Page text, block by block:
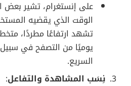
لافتة تدعم صعود الفيديوهات
عدد المستخدمين:
تجاوز عدد مستخدمي
نشط شهريًا عالميًا، وهو